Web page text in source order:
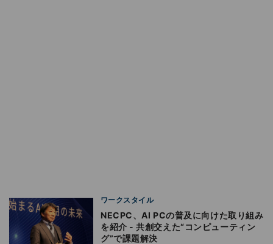
ワークスタイル
NECPC、AI PCの普及に向けた取り組み
を紹介 - 共創交えた“コンピューティン
グ”で課題解決